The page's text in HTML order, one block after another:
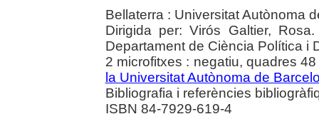
Bellaterra : Universitat Autònoma
Dirigida per: Virós Galtier,
Departament de Ciència Política i
2 microfitxes : negatiu, quadres
la Universitat Autònoma de
Bibliografia i referències
ISBN 84-7929-619-4